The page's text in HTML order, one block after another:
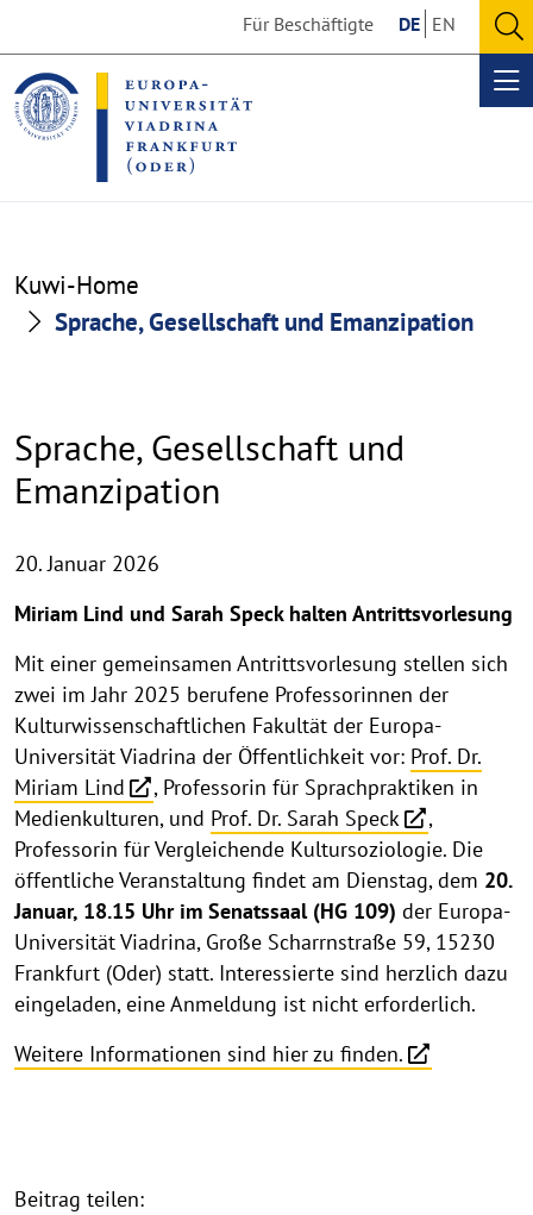
the
content
section
the
footer
section
Für Beschäftigte DE EN
Kuwi-Home
Sprache, Gesellschaft und Emanzipation
Sprache, Gesellschaft und
Emanzipation
20. Januar 2026
Miriam Lind und Sarah Speck halten Antrittsvorlesung
Mit einer gemeinsamen Antrittsvorlesung stellen sich
zwei im Jahr 2025 berufene Professorinnen der
Kulturwissenschaftlichen Fakultät der Europa-
Universität Viadrina der Öffentlichkeit vor: Prof. Dr.
Miriam Lind
, Professorin für Sprachpraktiken in
Medienkulturen, und Prof. Dr. Sarah Speck
,
Professorin für Vergleichende Kultursoziologie. Die
öffentliche Veranstaltung findet am Dienstag, dem 20.
Januar, 18.15 Uhr im Senatssaal (HG 109) der Europa-
Universität Viadrina, Große Scharrnstraße 59, 15230
Frankfurt (Oder) statt. Interessierte sind herzlich dazu
eingeladen, eine Anmeldung ist nicht erforderlich.
Weitere Informationen sind hier zu finden.
Beitrag teilen: